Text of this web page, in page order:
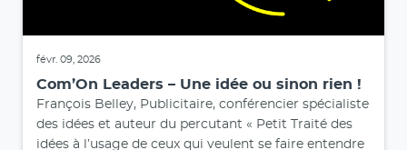
févr. 09, 2026
Com’On Leaders – Une idée ou sinon rien !
François Belley, Publicitaire, conférencier spécialiste
des idées et auteur du percutant « Petit Traité des
idées à l’usage de ceux qui veulent se faire entendre